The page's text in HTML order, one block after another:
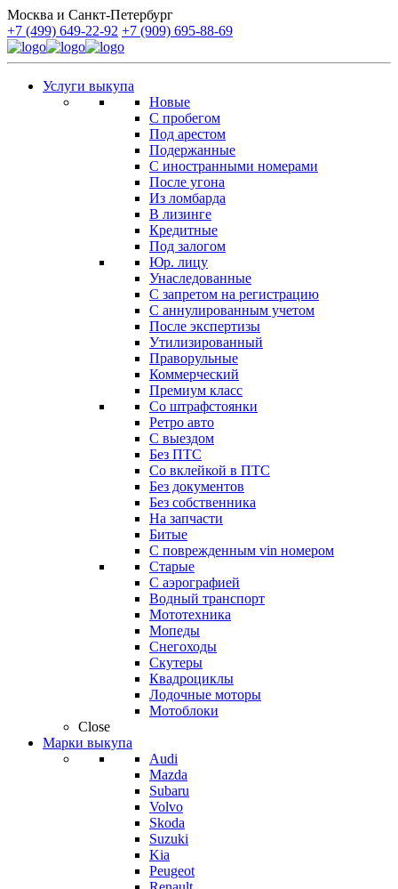
Москва и Санкт-Петербург
+7 (499) 649-22-92 +7 (909) 695-88-69
Услуги выкупа
Новые
С пробегом
Под арестом
Подержанные
С иностранными номерами
После угона
Из ломбарда
В лизинге
Кредитные
Под залогом
Юр. лицу
Унаследованные
С запретом на регистрацию
С аннулированным учетом
После экспертизы
Утилизированный
Праворульные
Коммерческий
Премиум класс
Со штрафстоянки
Ретро авто
С выездом
Без ПТС
Со вклейкой в ПТС
Без документов
Без собственника
На запчасти
Битые
С поврежденным vin номером
Старые
С аэрографией
Водный транспорт
Мототехника
Мопеды
Снегоходы
Скутеры
Квадроциклы
Лодочные моторы
Мотоблоки
Close
Марки выкупа
Audi
Mazda
Subaru
Volvo
Skoda
Suzuki
Kia
Peugeot